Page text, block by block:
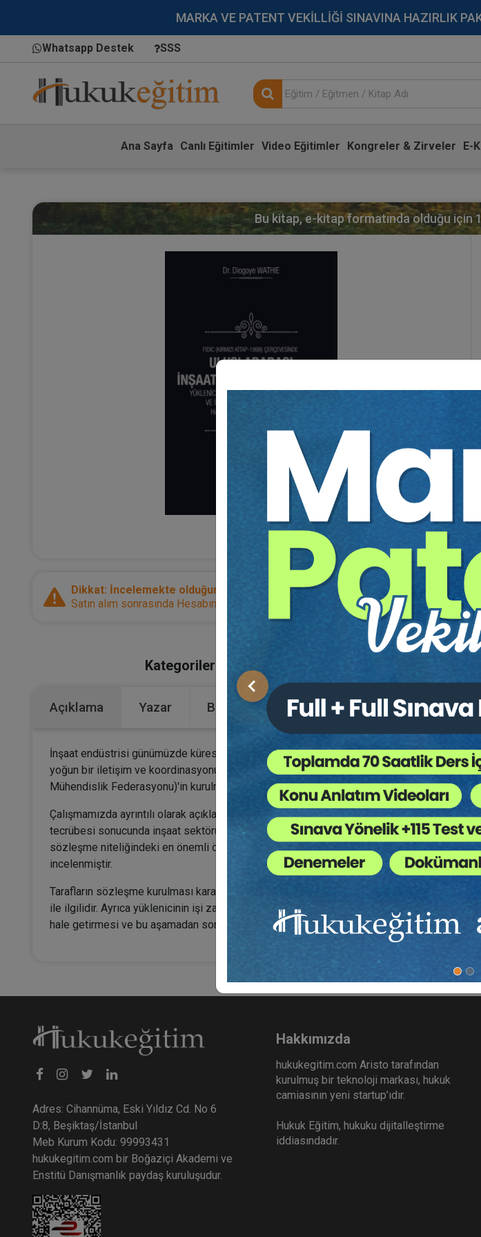
MARKA VE PATENT VEKİLLİĞİ SINAVINA HAZIRLIK
Whatsapp Destek SSS
Ana Sayfa Canlı Eğitimler Video Eğitimler Kongreler & Zirveler E-
Önceki
Bu kitap, e-kitap formatında olduğu için
Dikkat: İncelemekte olduğunuz ürün bir e-kitaptır.
Satın alım sonrasında Hesabım sayfanız üzerinden direkt olarak ulaşabilir ve
Kategoriler: Bütün Hukuk Kitapları
Açıklama Yazar Bu Kitap İçin Kaç Ağaç Kesiliyor ?
İnşaat endüstrisi günümüzde küresel bir boyut kazanmıştır. Buna bağlı olarak, küresel
yoğun bir iletişim ve koordinasyonunu da beraberinde getirmiştir. Tüm bu gelişmeler
Mühendislik Federasyonu)'in kurulmasının ana nedenlerinden biri olarak karşımıza
Çalışmamızda ayrıntılı olarak açıklayacağımız üzere FIDIC, inşaat faaliyetlerinin
tecrübesi sonucunda inşaat sektörü için standart bazı sözleşme tipleri oluşturmuştur. Bu
sözleşme niteliğindeki en önemli örneğini içeren kitaba “Kırmızı Kitap-Red Book”'
incelenmiştir.
Tarafların sözleşme kurulması kararlaştıran süreye her zaman riayet etmesi mümkün
ile ilgilidir. Ayrıca yüklenicinin işi zamanında tamamlaması yükümlülüğü ve iş sahibinin
hale getirmesi ve bu aşamadan sonraki yükümlülüğü Türk hukuku, Senegal hukuku ve
Adres: Cihannüma, Eski Yıldız Cd. No 6
D:8, Beşiktaş/İstanbul
Meb Kurum Kodu: 99993431
hukukegitim.com bir Boğaziçi Akademi ve
Enstitü Danışmanlık paydaş kuruluşudur.
Hakkımızda
hukukegitim.com Aristo tarafından
kurulmuş bir teknoloji markası, hukuk
camiasının yeni startup’ıdır.
Hukuk Eğitim, hukuku dijitalleştirme
iddiasındadır.